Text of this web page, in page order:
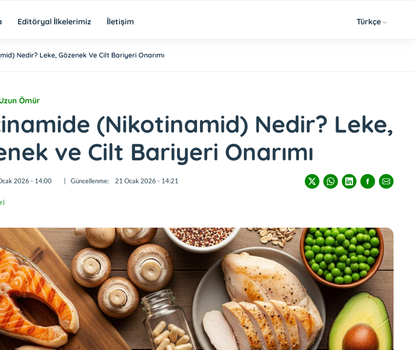
Editöryal İlkelerimiz İletişim Türkçe
Nedir? Leke, Gözenek Ve Cilt Bariyeri Onarımı
Ömür
(Nikotinamid) Nedir? Leke,
ve Cilt Bariyeri Onarımı
2026 - 14:00 Güncellenme: 21 Ocak 2026 - 14:21